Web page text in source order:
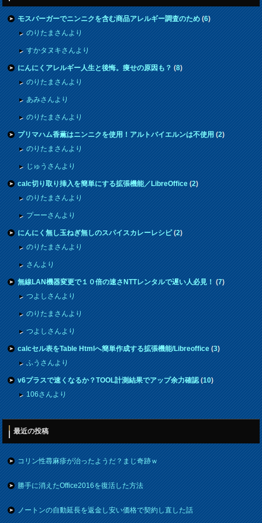
モスバーガーでニンニクを含む商品アレルギー調査のため(6)
のりたまさんより
すかタヌキさんより
にんにくアレルギー人生と後悔。痩せの原因も？(8)
のりたまさんより
あみさんより
のりたまさんより
プリマハム香薫はニンニクを使用！アルトバイエルンは不使用(2)
のりたまさんより
じゅうさんより
calc切り取り挿入を簡単にする拡張機能／LibreOffice(2)
のりたまさんより
プーーさんより
にんにく無し玉ねぎ無しのスパイスカレーレシピ(2)
のりたまさんより
さんより
無線LAN機器変更で１０倍の速さNTTレンタルで遅い人必見！(7)
つよしさんより
のりたまさんより
つよしさんより
calcセル表をTable Htmlへ簡単作成する拡張機能/Libreoffice(3)
ふうさんより
v6プラスで速くなるか？TOOL計測結果でアップ余力確認(10)
106さんより
最近の投稿
コリン性蕁麻疹が治ったようだ？まじ奇跡ｗ
勝手に消えたOffice2016を復活した方法
ノートンの自動延長を返金し安い価格で契約し直した話